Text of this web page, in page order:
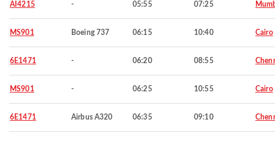
AI4215 - 05:55 07:25
MS901 Boeing 737 06:15 10:40 Cairo
6E1471 - 06:20 08:55
MS901 - 06:25 10:55 Cairo
6E1471 Airbus A320 06:35 09:10